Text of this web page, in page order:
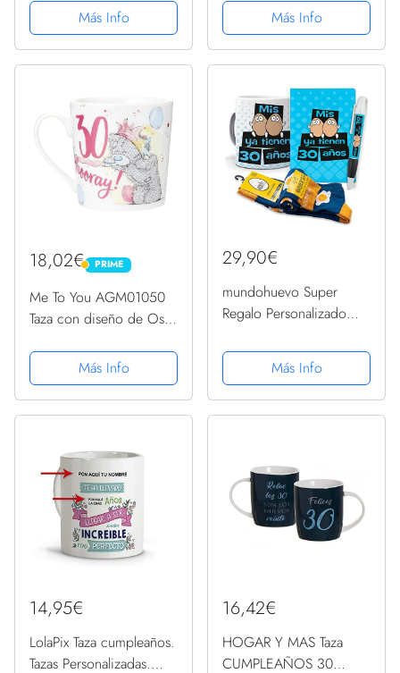
para Aniversarios y
Cumpleañeros
Más Info
ELS aparentes. Ceramica
AAA - 350 ml.
Más Info
18,02€ PRIME
PRIME
Me To You AGM01050
Taza con diseño de Oso
cumpleaños), cerámica
Más Info
29,90€
mundohuevo Super
Regalo Personalizado
Huevos ya Tienen 30
años. Taza, libreta, boli y
Trio de Calcetines
Más Info
14,95€
LolaPix Taza cumpleaños.
Tazas Personalizadas.
16,42€
HOGAR Y MAS Taza
CUMPLEAÑOS 30